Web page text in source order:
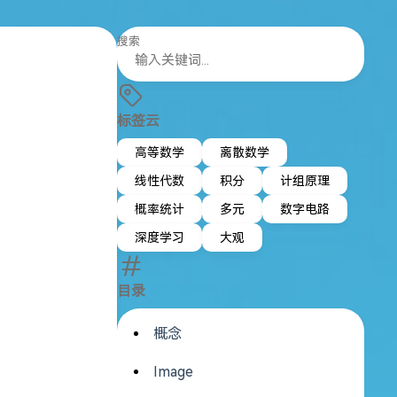
搜索
标签云
高等数学
离散数学
线性代数
积分
计组原理
概率统计
多元
数字电路
深度学习
大观
目录
概念
Image